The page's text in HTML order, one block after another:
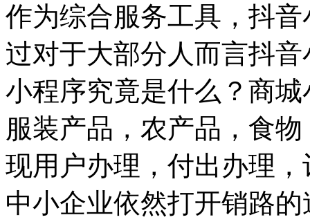
作为综合服务工具，抖
过对于大部分人而言抖
小程序究竟是什么？商
服装产品，农产品，食
现用户办理，付出办理
中小企业依然打开销路